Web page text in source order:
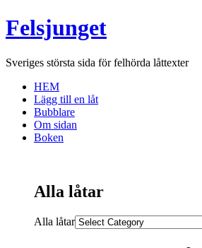
Felsjunget
Sveriges största sida för felhörda låttexter
HEM
Lägg till en låt
Bubblare
Om sidan
Boken
Alla låtar
Alla låtar